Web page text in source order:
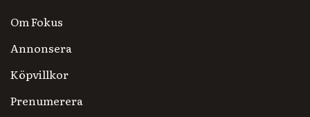
Om Fokus
Annonsera
Köpvillkor
Prenumerera